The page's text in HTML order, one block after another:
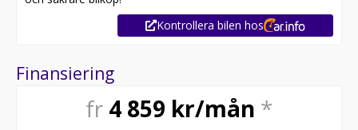
Kontrollera bilen hos
Finansiering
fr 4 859 kr/mån *